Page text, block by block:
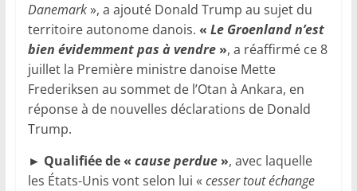
Danemark», a ajouté Donald Trump au sujet du
territoire autonome danois. « Le Groenland n’est
bien évidemment pas à vendre », a réaffirmé ce 8
juillet la Première ministre danoise Mette
Frederiksen au sommet de l’Otan à Ankara, en
réponse à de nouvelles déclarations de Donald
Trump.
► Qualifiée de « cause perdue», avec laquelle
les États-Unis vont selon lui « cesser tout échange